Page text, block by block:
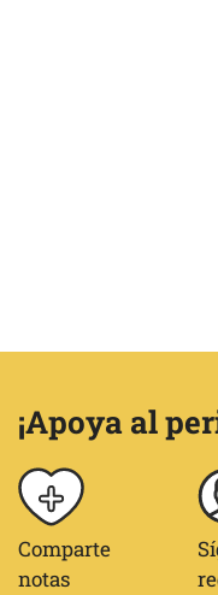
¡Apoya al
Comparte
notas